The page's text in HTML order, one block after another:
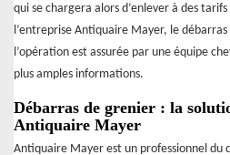
qui se chargera alors d’enlever à des
l’entreprise Antiquaire Mayer, le
l’opération est assurée par une équipe
plus amples informations.
Débarras de grenier : la
Antiquaire Mayer
Antiquaire Mayer est un professionnel du